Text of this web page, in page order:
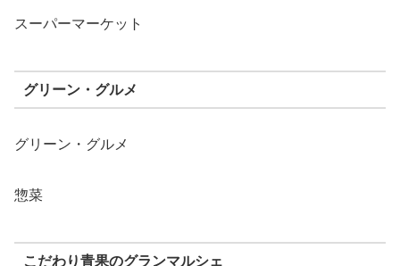
スーパーマーケット
グリーン・グルメ
グリーン・グルメ
惣菜
こだわり青果のグランマルシェ